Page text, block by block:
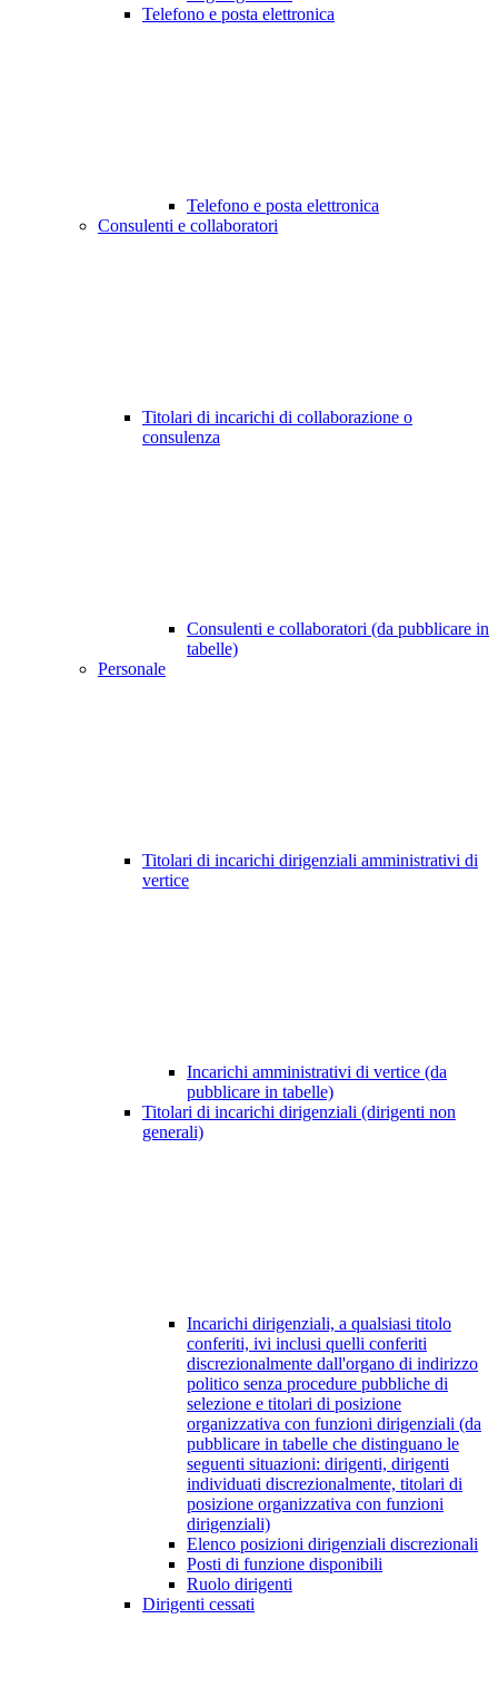
Telefono e posta elettronica
Telefono e posta elettronica
Consulenti e collaboratori
Titolari di incarichi di collaborazione o
consulenza
Consulenti e collaboratori (da pubblicare in
tabelle)
Personale
Titolari di incarichi dirigenziali amministrativi di
vertice
Incarichi amministrativi di vertice (da
pubblicare in tabelle)
Titolari di incarichi dirigenziali (dirigenti non
generali)
Incarichi dirigenziali, a qualsiasi titolo
conferiti, ivi inclusi quelli conferiti
discrezionalmente dall'organo di indirizzo
politico senza procedure pubbliche di
selezione e titolari di posizione
organizzativa con funzioni dirigenziali (da
pubblicare in tabelle che distinguano le
seguenti situazioni: dirigenti, dirigenti
individuati discrezionalmente, titolari di
posizione organizzativa con funzioni
dirigenziali)
Elenco posizioni dirigenziali discrezionali
Posti di funzione disponibili
Ruolo dirigenti
Dirigenti cessati